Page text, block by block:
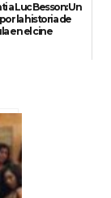
a Luc Besson: Un
la historia de
en el cine